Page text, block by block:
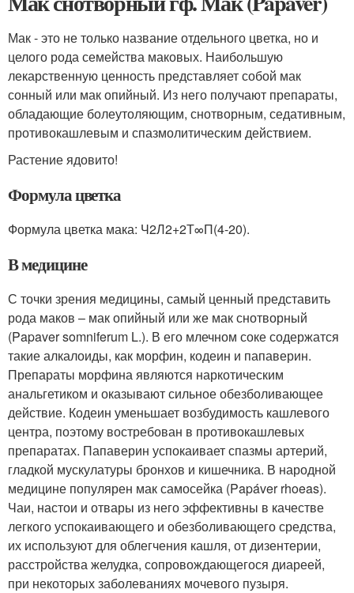
Мак - это не только название отдельного цветка, но и
целого рода семейства маковых. Наибольшую
лекарственную ценность представляет собой мак
сонный или мак опийный. Из него получают препараты,
обладающие болеутоляющим, снотворным, седативным,
противокашлевым и спазмолитическим действием.
Растение ядовито!
Формула цветка
Формула цветка мака: Ч2Л2+2Т∞П(4-20).
В медицине
С точки зрения медицины, самый ценный представить
рода маков – мак опийный или же мак снотворный
(Papaver somniferum L.). В его млечном соке содержатся
такие алкалоиды, как морфин, кодеин и папаверин.
Препараты морфина являются наркотическим
анальгетиком и оказывают сильное обезболивающее
действие. Кодеин уменьшает возбудимость кашлевого
центра, поэтому востребован в противокашлевых
препаратах. Папаверин успокаивает спазмы артерий,
гладкой мускулатуры бронхов и кишечника. В народной
медицине популярен мак самосейка (Papáver rhoeas).
Чаи, настои и отвары из него эффективны в качестве
легкого успокаивающего и обезболивающего средства,
их используют для облегчения кашля, от дизентерии,
расстройства желудка, сопровождающегося диареей,
при некоторых заболеваниях мочевого пузыря.